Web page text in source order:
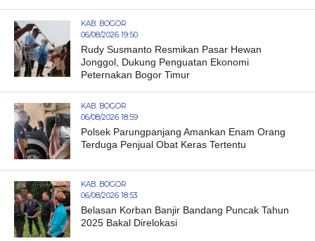
KAB. BOGOR
06/08/2026 19:50
Rudy Susmanto Resmikan Pasar Hewan
Jonggol, Dukung Penguatan Ekonomi
Peternakan Bogor Timur
KAB. BOGOR
06/08/2026 18:59
Polsek Parungpanjang Amankan Enam Orang
Terduga Penjual Obat Keras Tertentu
KAB. BOGOR
06/08/2026 18:53
Belasan Korban Banjir Bandang Puncak Tahun
2025 Bakal Direlokasi